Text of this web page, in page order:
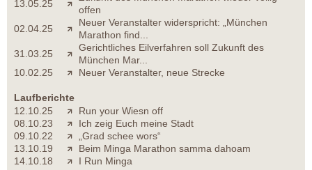
13.05.25
offen
02.04.25
Neuer Veranstalter widerspricht: „München
Marathon find...
31.03.25
Gerichtliches Eilverfahren soll Zukunft des
München Mar...
10.02.25
Neuer Veranstalter, neue Strecke
Laufberichte
12.10.25
Run your Wiesn off
08.10.23
Ich zeig Euch meine Stadt
09.10.22
„Grad schee wors“
13.10.19
Beim Minga Marathon samma dahoam
14.10.18
I Run Minga